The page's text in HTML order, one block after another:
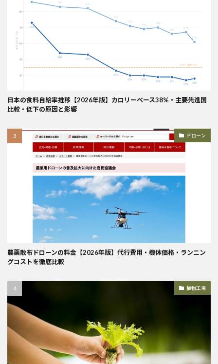
日本の食料自給率推移【2026年版】カロリーベース38%・主要先進国
比較・低下の原因と影響
ドローン
農薬散布ドローンの料金【2026年版】代行費用・機体価格・ランニン
グコストを徹底比較
植物工場